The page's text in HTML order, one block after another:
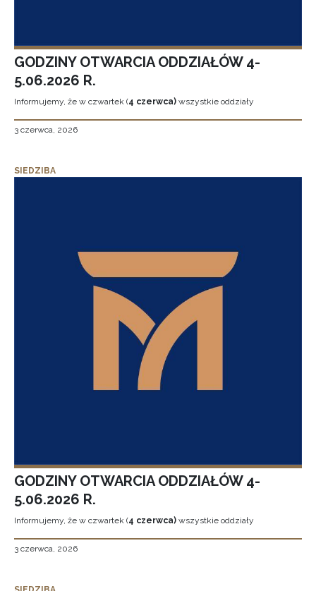
GODZINY OTWARCIA ODDZIAŁÓW 4-
5.06.2026 R.
Informujemy, że w czwartek (4 czerwca) wszystkie oddziały
3 czerwca, 2026
SIEDZIBA
GODZINY OTWARCIA ODDZIAŁÓW 4-
5.06.2026 R.
Informujemy, że w czwartek (4 czerwca) wszystkie oddziały
3 czerwca, 2026